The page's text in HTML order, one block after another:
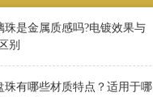
珠是金属质感吗?电镀效果与
别
珠有哪些材质特点？适用于哪